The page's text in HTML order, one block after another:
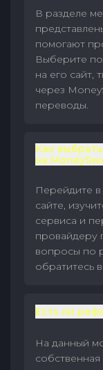
В разделе
помогают
Выберите
на его сайт,
через
переводы.
Как
на
Перейдите
сайте,
сервиса и
провайдеру
вопросы по
обратитесь
Есть ли
На данный